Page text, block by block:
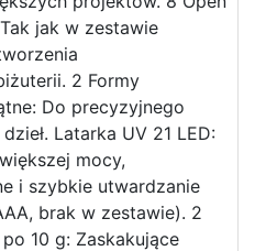
jak w zestawie
2 Formy
Do precyzyjnego
Latarka UV 21 LED:
mocy,
i szybkie utwardzanie
brak w zestawie). 2
10 g: Zaskakujące